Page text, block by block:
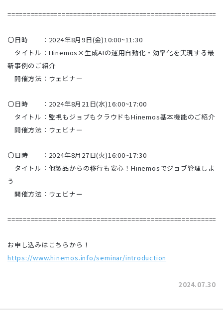
〇日時 ：2024年8月9日(金)10:00~11:30
タイトル：Hinemos×生成AIの運用自動化・効率化を実現する最
新事例のご紹介
開催方法：ウェビナー
〇日時 ：2024年8月21日(水)16:00~17:00
タイトル：監視もジョブもクラウドもHinemos基本機能のご紹介
開催方法：ウェビナー
〇日時 ：2024年8月27日(火)16:00~17:30
タイトル：他製品からの移行も安心！Hinemosでジョブ管理しよ
う
開催方法：ウェビナー
お申し込みはこちらから！
https://www.hinemos.info/seminar/introduction
2024.07.30